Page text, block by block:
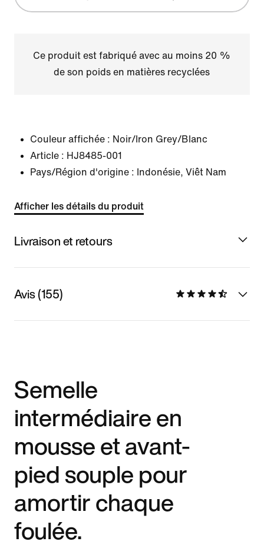
Ce produit est fabriqué avec au moins 20 %
de son poids en matières recyclées
Couleur affichée : Noir/Iron Grey/Blanc
Article : HJ8485-001
Pays/Région d'origine : Indonésie, Viêt Nam
Afficher les détails du produit
Livraison et retours
Avis (155)
Semelle
intermédiaire en
mousse et avant-
pied souple pour
amortir chaque
foulée.